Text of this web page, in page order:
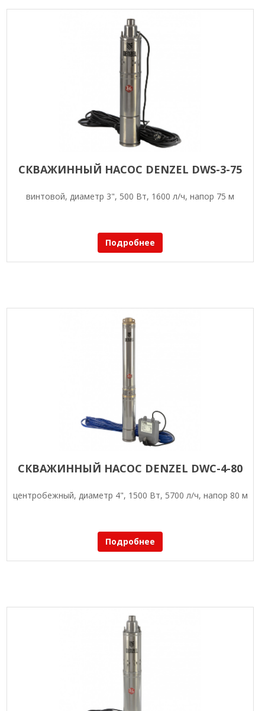
СКВАЖИННЫЙ НАСОС DENZEL DWS-3-75
винтовой, диаметр 3", 500 Вт, 1600 л/ч, напор 75 м
Подробнее
СКВАЖИННЫЙ НАСОС DENZEL DWC-4-80
центробежный, диаметр 4", 1500 Вт, 5700 л/ч, напор 80 м
Подробнее